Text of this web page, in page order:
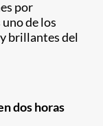
por
de los
brillantes del
dos horas